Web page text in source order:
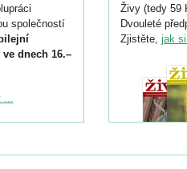
společností
dnech 16.–
září.
...
Živy (tedy 59
Dvouleté
Zjistěte, jak